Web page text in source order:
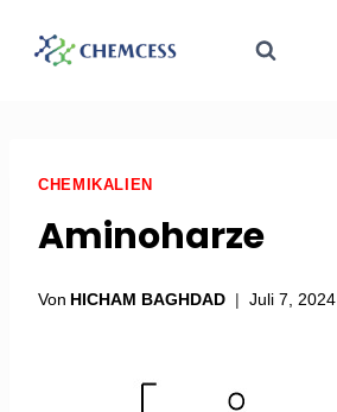
CHEMIKALIEN
Aminoharze
Von HICHAM BAGHDAD Juli 7, 2024